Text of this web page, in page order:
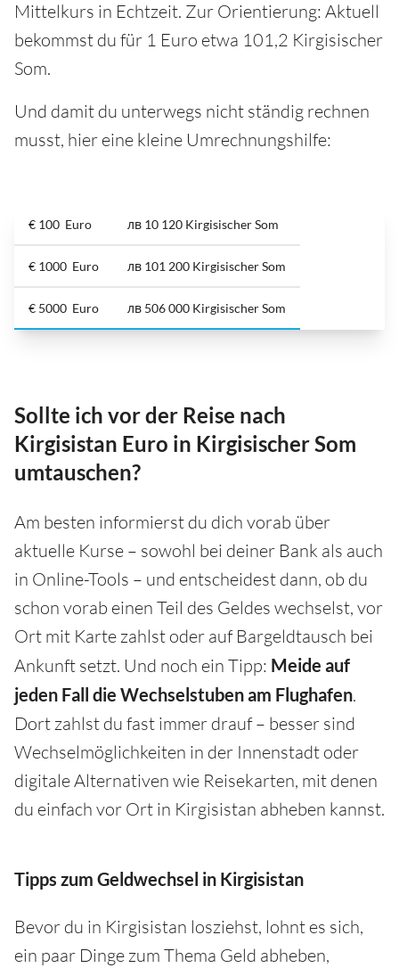
Mittelkurs in Echtzeit. Zur Orientierung: Aktuell
bekommst du für 1 Euro etwa 101,2 Kirgisischer
Som.
Und damit du unterwegs nicht ständig rechnen
musst, hier eine kleine Umrechnungshilfe:
€ 100 Euro лв 10 120 Kirgisischer Som
€ 1000 Euro лв 101 200 Kirgisischer Som
€ 5000 Euro лв 506 000 Kirgisischer Som
Sollte ich vor der Reise nach
Kirgisistan Euro in Kirgisischer Som
umtauschen?
Am besten informierst du dich vorab über
aktuelle Kurse – sowohl bei deiner Bank als auch
in Online-Tools – und entscheidest dann, ob du
schon vorab einen Teil des Geldes wechselst, vor
Ort mit Karte zahlst oder auf Bargeldtausch bei
Ankunft setzt. Und noch ein Tipp: Meide auf
jeden Fall die Wechselstuben am Flughafen.
Dort zahlst du fast immer drauf – besser sind
Wechselmöglichkeiten in der Innenstadt oder
digitale Alternativen wie Reisekarten, mit denen
du einfach vor Ort in Kirgisistan abheben kannst.
Tipps zum Geldwechsel in Kirgisistan
Bevor du in Kirgisistan losziehst, lohnt es sich,
ein paar Dinge zum Thema Geld abheben,